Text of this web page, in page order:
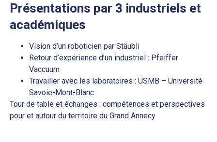
Présentations par 3 industriels et
académiques
Vision d’un roboticien par Stäubli
Retour d’expérience d’un industriel : Pfeiffer
Vaccuum
Travailler avec les laboratoires : USMB – Université
Savoie-Mont-Blanc
Tour de table et échanges : compétences et perspectives
pour et autour du territoire du Grand Annecy